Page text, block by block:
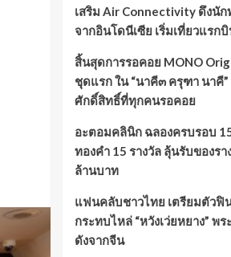
เสริม Air Connectivity ดึงนั
จากอินโดนีเซีย เริ่มเที่ยวแรก
สิ้นสุดการรอคอย MONO
ชุดแรก ใน “นาคี๓ ครุฑา นาคี
ศักดิ์สิทธิ์ที่ทุกคนรอคอย
อะตอมคลินิก ฉลองครบรอบ
ทองคำ 15 รางวัล ลุ้นรับของร
ล้านบาท
แฟนคลับชาวไทย เตรียมตัวฟิ
กระทบไหล่ “หวังเว่ยหยาง” พ
ดังจากจีน